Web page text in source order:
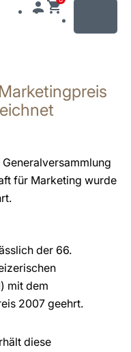
für Marketing wurde
der 66.
mit dem
2007 geehrt.
diese